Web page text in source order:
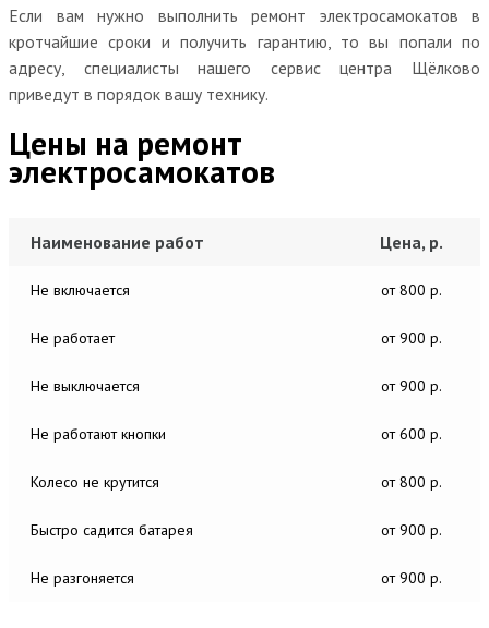
Если вам нужно выполнить ремонт электросамокатов в
кротчайшие сроки и получить гарантию, то вы попали по
адресу, специалисты нашего сервис центра Щёлково
приведут в порядок вашу технику.
Цены на ремонт
электросамокатов
Наименование работ Цена, р.
Не включается от 800 р.
Не работает от 900 р.
Не выключается от 900 р.
Не работают кнопки от 600 р.
Колесо не крутится от 800 р.
Быстро садится батарея от 900 р.
Не разгоняется от 900 р.